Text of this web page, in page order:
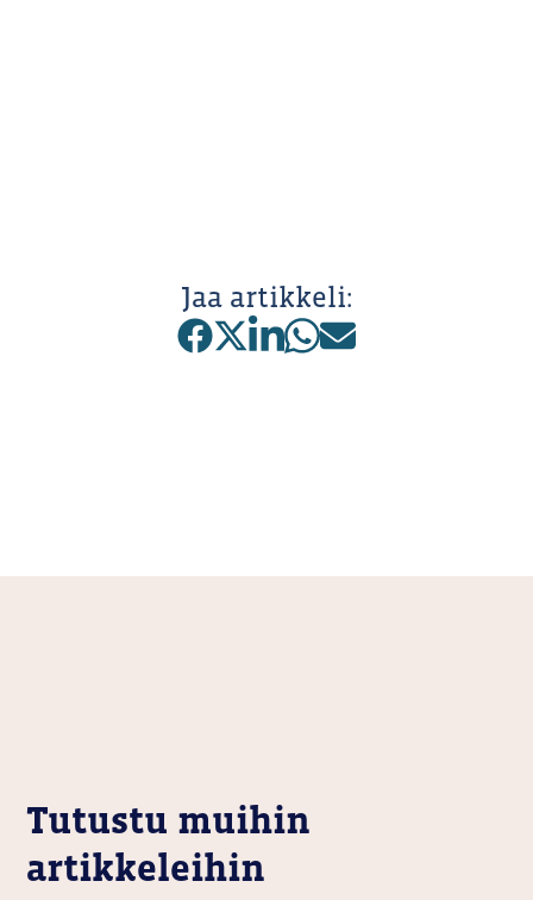
Jaa artikkeli:
Tutustu muihin
artikkeleihin